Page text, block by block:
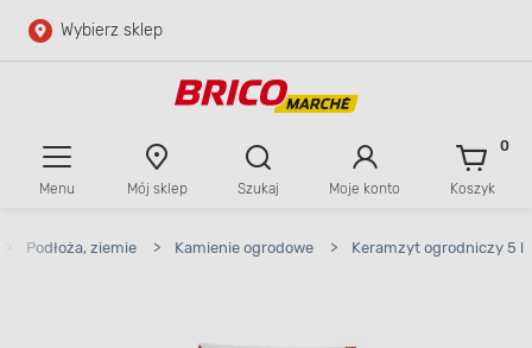
Przejdź do głównej zawartości
Wybierz sklep
Menu Mój sklep Szukaj Moje konto Koszyk
0
Podłoża, ziemie > Kamienie ogrodowe > Keramzyt ogrodniczy 5 l